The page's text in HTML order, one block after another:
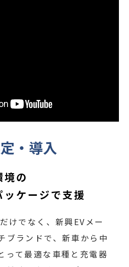
・導入
の
ケージで支援
けでなく、新興EVメー
ブランドで、新車から中
って最適な車種と充電器